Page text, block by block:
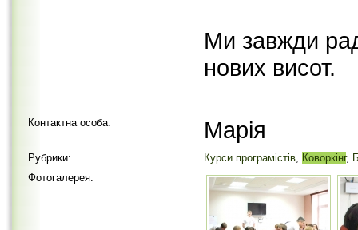
Ми завжди
нових висот.
Контактна особа: Марія
Рубрики: Курси програмістів, Коворкінг,
Фотогалерея: